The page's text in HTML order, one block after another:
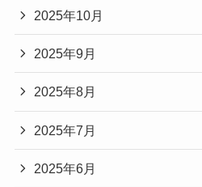
2025年10月
2025年9月
2025年8月
2025年7月
2025年6月